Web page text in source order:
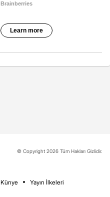
© Copyright 2026 Tüm Hakları Gizlidir.
Künye Yayın İlkeleri